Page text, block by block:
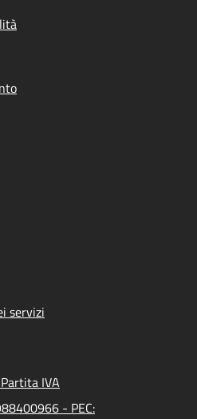
servizi
IVA
- PEC: